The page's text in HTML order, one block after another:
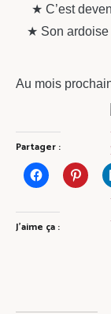
★ C’est
★ Son ardoise
Au mois
Partager :
J’aime ça :